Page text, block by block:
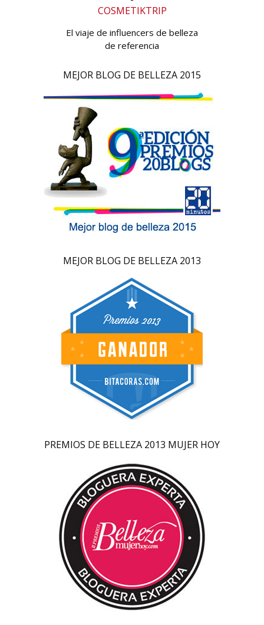
COSMETIKTRIP
El viaje de influencers de belleza
de referencia
MEJOR BLOG DE BELLEZA 2015
MEJOR BLOG DE BELLEZA 2013
PREMIOS DE BELLEZA 2013 MUJER HOY